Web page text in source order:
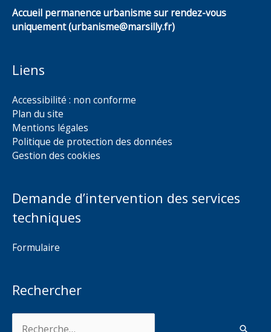
Accueil permanence urbanisme sur rendez-vous
uniquement (urbanisme@marsilly.fr)
Liens
Accessibilité : non conforme
Plan du site
Mentions légales
Politique de protection des données
Gestion des cookies
Demande d’intervention des services
techniques
Formulaire
Rechercher